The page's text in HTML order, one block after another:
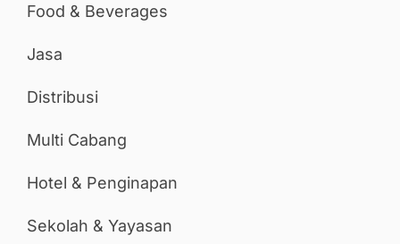
Food & Beverages
Jasa
Distribusi
Multi Cabang
Hotel & Penginapan
Sekolah & Yayasan